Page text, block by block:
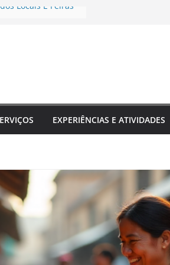
Locais E Feiras
únicas
EXPERIÊNCIAS E ATIVIDADES